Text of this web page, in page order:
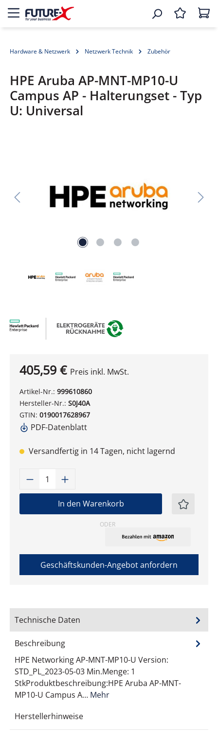
Hardware & Netzwerk Netzwerk Technik Zubehör
HPE Aruba AP-MNT-MP10-U
Campus AP - Halterungset - Typ
U: Universal
405,59 € Preis inkl. MwSt.
Artikel-Nr.: 999610860
Hersteller-Nr.: S0J40A
GTIN: 0190017628967
PDF-Datenblatt
Versandfertig in 14 Tagen, nicht lagernd
Produkt Anzahl: Gib den
In den Warenkorb
ODER
Geschäftskunden-Angebot anfordern
Technische Daten
Beschreibung
HPE Networking AP-MNT-MP10-U Version:
STD_PL_2023-05-03 Min.Menge: 1
StkProduktbeschreibung:HPE Aruba AP-MNT-
MP10-U Campus A… Mehr
Herstellerhinweise